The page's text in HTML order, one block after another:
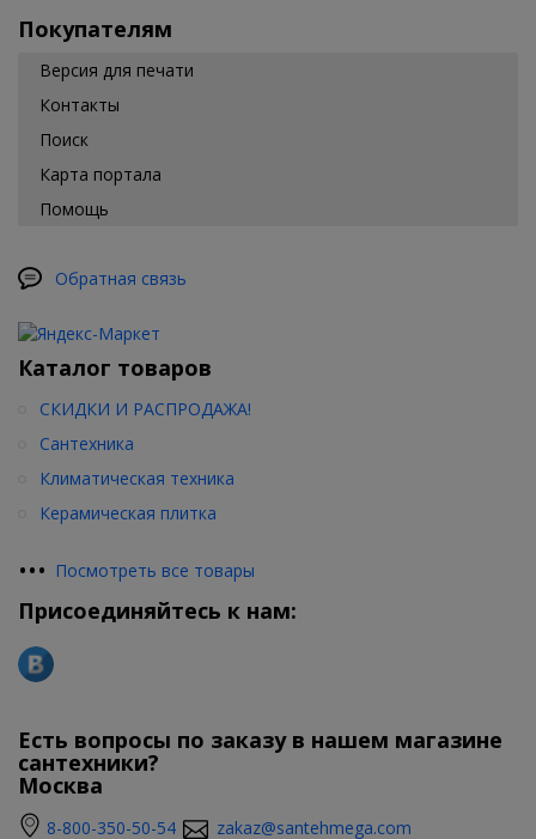
Покупателям
Версия для печати
Контакты
Поиск
Карта портала
Помощь
Обратная связь
Каталог товаров
СКИДКИ И РАСПРОДАЖА!
Сантехника
Климатическая техника
Керамическая плитка
••• Посмотреть все товары
Присоединяйтесь к нам:
Есть вопросы по заказу в нашем магазине
сантехники?
Москва
8-800-350-50-54 zakaz@santehmega.com